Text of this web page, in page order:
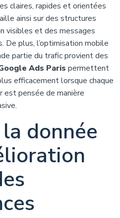
claires, rapides et orientées
ainsi sur des structures
visibles et des messages
De plus, l’optimisation mobile
partie du trafic provient des
Ads Paris permettent
efficacement lorsque chaque
est pensée de manière
donnée